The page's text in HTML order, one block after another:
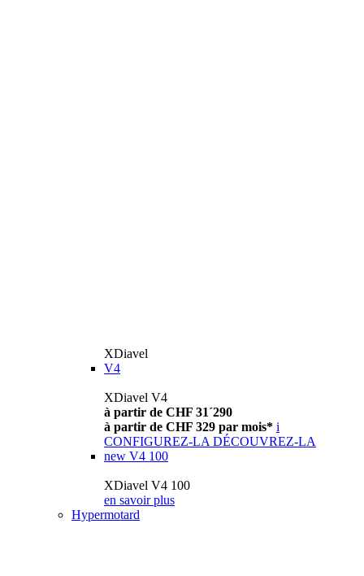
XDiavel
V4
XDiavel V4
à partir de CHF 31´290
à partir de CHF 329 par mois* i
CONFIGUREZ-LA DÉCOUVREZ-LA
new V4 100
XDiavel V4 100
en savoir plus
Hypermotard